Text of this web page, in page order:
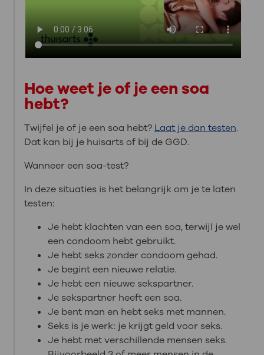
Hoe weet je of je een soa
hebt?
Twijfel je of je een soa hebt? Laat je dan testen.
Dat kan bij je huisarts of bij de GGD.
Wanneer een soa-test?
In deze situaties is het belangrijk om je te laten
testen:
Je hebt klachten van een soa, terwijl je wel
een condoom hebt gebruikt.
Je hebt seks zonder condoom gehad.
Je begint een nieuwe relatie.
Je hebt een nieuwe sekspartner.
Je sekspartner heeft een soa.
Je bent man en hebt seks met mannen.
Seks is je werk: je krijgt geld voor seks.
Je hebt met verschillende mensen seks.